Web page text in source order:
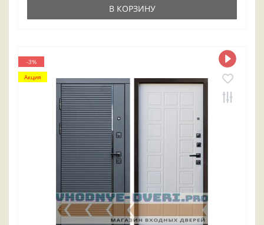
В КОРЗИНУ
-3%
Акция